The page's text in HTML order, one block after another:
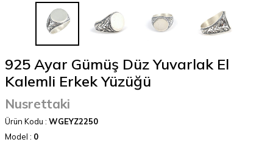
925 Ayar Gümüş Düz Yuvarlak El
Kalemli Erkek Yüzüğü
Nusrettaki
Ürün Kodu : WGEYZ2250
Model : 0